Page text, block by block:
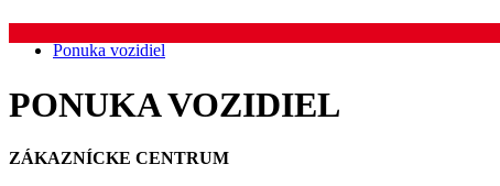
Ponuka vozidiel
PONUKA VOZIDIEL
ZÁKAZNÍCKE CENTRUM